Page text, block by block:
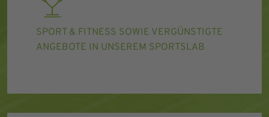
SPORT & FITNESS SOWIE VERGÜNSTIGTE
ANGEBOTE IN UNSEREM SPORTSLAB